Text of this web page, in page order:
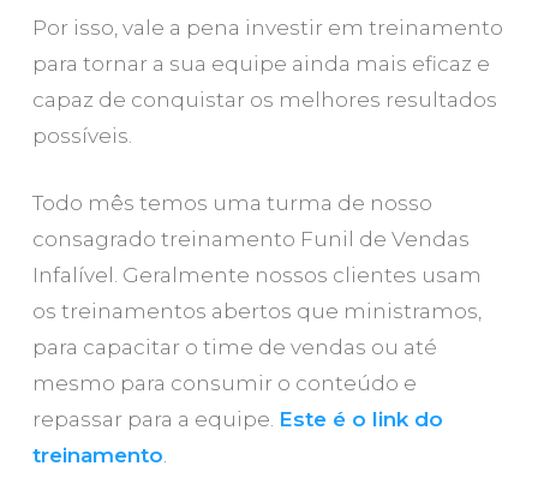
Por isso, vale a pena investir em treinamento
para tornar a sua equipe ainda mais eficaz e
capaz de conquistar os melhores resultados
possíveis.
Todo mês temos uma turma de nosso
consagrado treinamento Funil de Vendas
Infalível. Geralmente nossos clientes usam
os treinamentos abertos que ministramos,
para capacitar o time de vendas ou até
mesmo para consumir o conteúdo e
repassar para a equipe. Este é o link do
treinamento